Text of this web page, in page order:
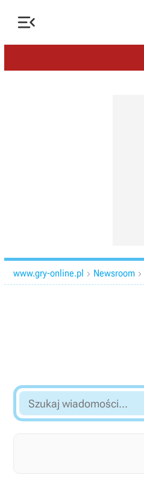

www.gry-online.pl  Newsroom 
Szukaj
wiadomości...